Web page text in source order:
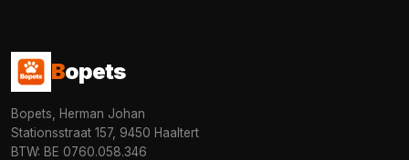
Bopets
Bopets, Herman Johan
Stationsstraat 157, 9450 Haaltert
BTW: BE 0760.058.346